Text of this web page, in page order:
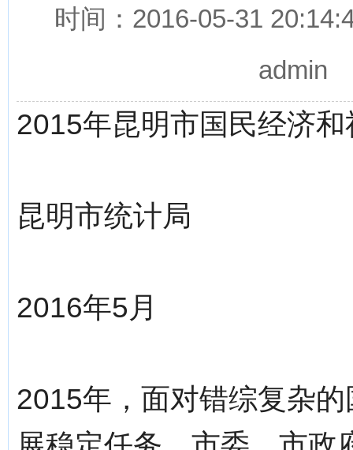
时间：2016-05-31
admin
2015年昆明市国民经济
昆明市统计局
2016年5月
2015年，面对错综复杂